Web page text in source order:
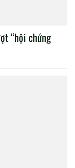
“hội chứng